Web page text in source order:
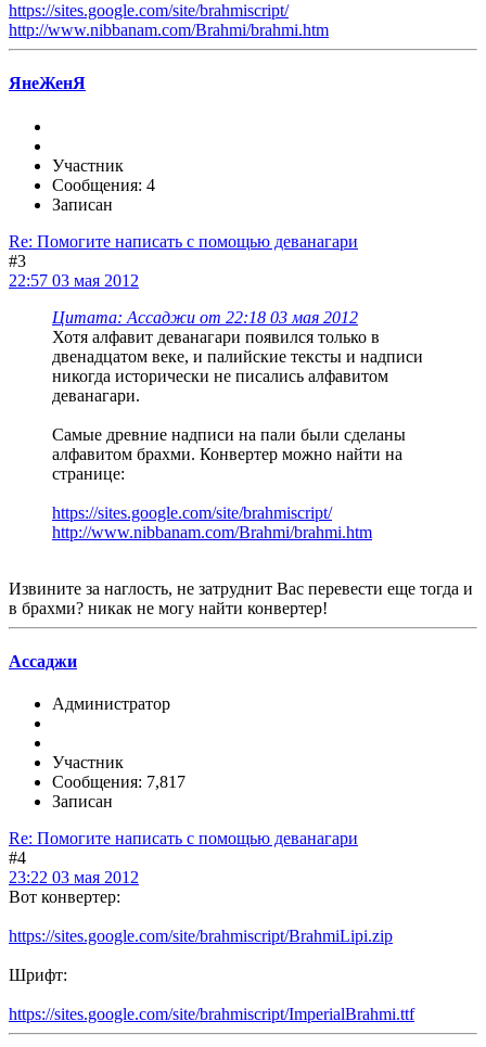
https://sites.google.com/site/brahmiscript/
http://www.nibbanam.com/Brahmi/brahmi.htm
ЯнеЖенЯ
Участник
Сообщения: 4
Записан
Re: Помогите написать с помощью деванагари
#3
22:57 03 мая 2012
Цитата: Ассаджи от 22:18 03 мая 2012
Хотя алфавит деванагари появился только в
двенадцатом веке, и палийские тексты и надписи
никогда исторически не писались алфавитом
деванагари.
Самые древние надписи на пали были сделаны
алфавитом брахми. Конвертер можно найти на
странице:
https://sites.google.com/site/brahmiscript/
http://www.nibbanam.com/Brahmi/brahmi.htm
Извините за наглость, не затруднит Вас перевести еще тогда и
в брахми? никак не могу найти конвертер!
Ассаджи
Администратор
Участник
Сообщения: 7,817
Записан
Re: Помогите написать с помощью деванагари
#4
23:22 03 мая 2012
Вот конвертер:
https://sites.google.com/site/brahmiscript/BrahmiLipi.zip
Шрифт:
https://sites.google.com/site/brahmiscript/ImperialBrahmi.ttf